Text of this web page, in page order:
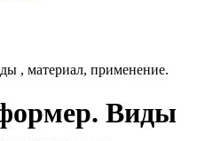
, материал, применение.
Виды